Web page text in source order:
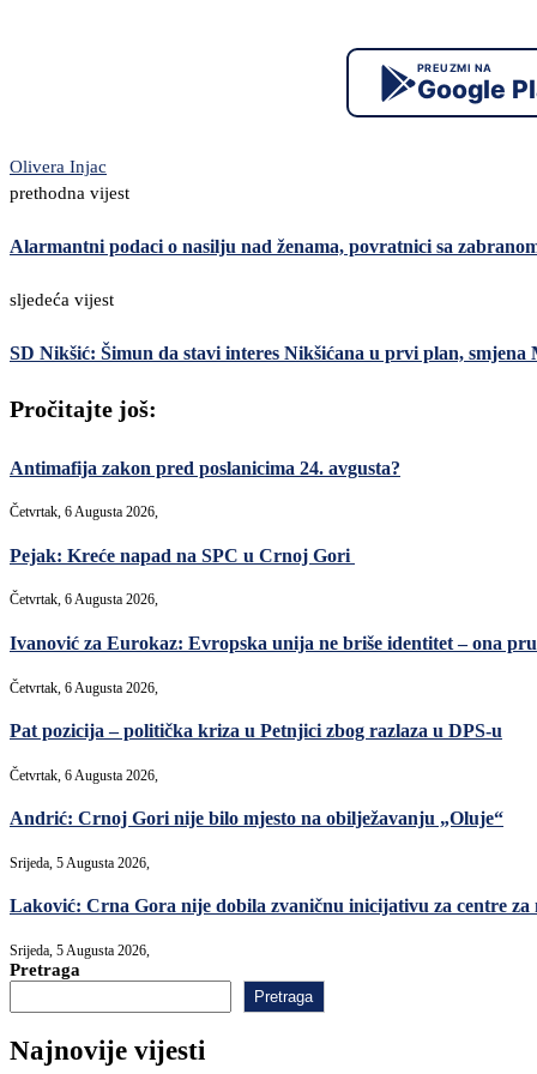
PREUZMI NA
Google
Olivera Injac
prethodna vijest
Alarmantni podaci o nasilju nad ženama, povratnici sa
sljedeća vijest
SD Nikšić: Šimun da stavi interes Nikšićana u prvi plan,
Pročitajte još:
Antimafija zakon pred poslanicima 24. avgusta?
Četvrtak, 6 Augusta 2026,
Pejak: Kreće napad na SPC u Crnoj Gori
Četvrtak, 6 Augusta 2026,
Ivanović za Eurokaz: Evropska unija ne briše identitet – ona
Četvrtak, 6 Augusta 2026,
Pat pozicija – politička kriza u Petnjici zbog razlaza u DPS-u
Četvrtak, 6 Augusta 2026,
Andrić: Crnoj Gori nije bilo mjesto na obilježavanju „Oluje“
Srijeda, 5 Augusta 2026,
Laković: Crna Gora nije dobila zvaničnu inicijativu za centre za
Srijeda, 5 Augusta 2026,
Pretraga
Pretraga
Najnovije vijesti